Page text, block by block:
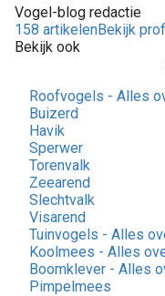
Vogel-blog redactie
158 artikelenBekijk
Bekijk ook
Roofvogels - Alles
Buizerd
Havik
Sperwer
Torenvalk
Zeearend
Slechtvalk
Visarend
Tuinvogels - Alles
Koolmees - Alles
Boomklever - Alles
Pimpelmees